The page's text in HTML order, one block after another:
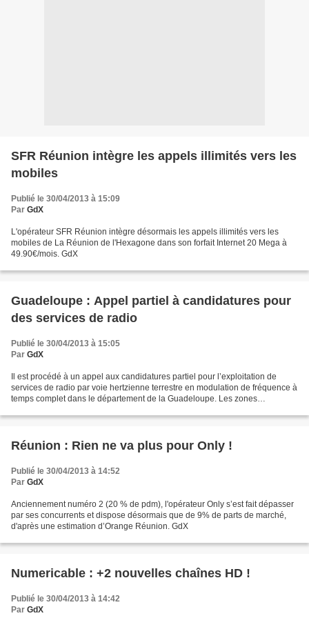
SFR Réunion intègre les appels illimités vers les
mobiles
Publié le 30/04/2013 à 15:09
Par GdX
L'opérateur SFR Réunion intègre désormais les appels illimités vers les
mobiles de La Réunion de l'Hexagone dans son forfait Internet 20 Mega à
49.90€/mois. GdX
Guadeloupe : Appel partiel à candidatures pour
des services de radio
Publié le 30/04/2013 à 15:05
Par GdX
Il est procédé à un appel aux candidatures partiel pour l’exploitation de
services de radio par voie hertzienne terrestre en modulation de fréquence à
temps complet dans le département de la Guadeloupe. Les zones
Réunion : Rien ne va plus pour Only !
Publié le 30/04/2013 à 14:52
Par GdX
Anciennement numéro 2 (20 % de pdm), l'opérateur Only s’est fait dépasser
par ses concurrents et dispose désormais que de 9% de parts de marché,
d'après une estimation d’Orange Réunion. GdX
Numericable : +2 nouvelles chaînes HD !
Publié le 30/04/2013 à 14:42
Par GdX